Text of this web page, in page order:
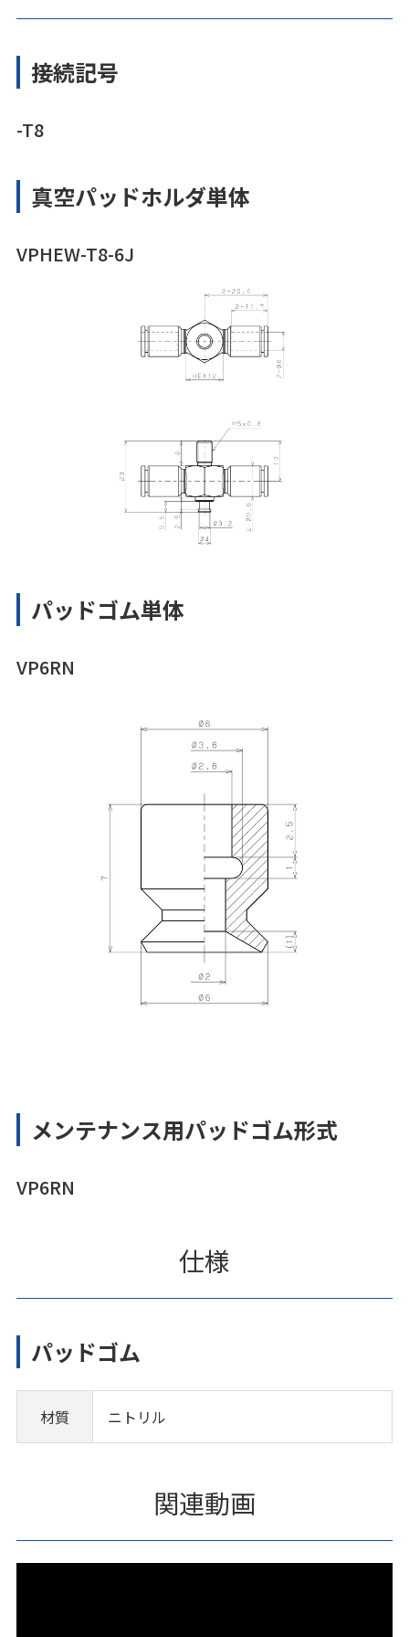
接続記号
-T8
真空パッドホルダ単体
VPHEW-T8-6J
パッドゴム単体
VP6RN
メンテナンス用パッドゴム形式
VP6RN
仕様
パッドゴム
材質 ニトリル
関連動画